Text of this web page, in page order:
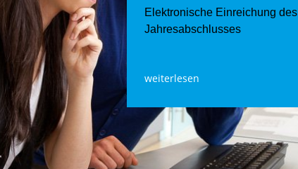
Elektronische Einreichung des
Jahresabschlusses
weiterlesen